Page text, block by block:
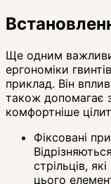
Ще одним
ергономіки
приклад. Він
також допомагає
комфортніше
Фіксовані
стрільців,
цього